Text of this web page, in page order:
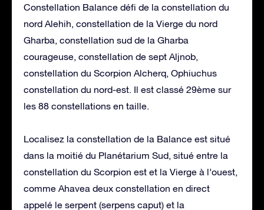
Constellation Balance défi de la constellation du
nord Alehih, constellation de la Vierge du nord
Gharba, constellation sud de la Gharba
courageuse, constellation de sept Aljnob,
constellation du Scorpion Alcherq, Ophiuchus
constellation du nord-est. Il est classé 29ème sur
les 88 constellations en taille.
Localisez la constellation de la Balance est situé
dans la moitié du Planétarium Sud, situé entre la
constellation du Scorpion est et la Vierge à l’ouest,
comme Ahavea deux constellation en direct
appelé le serpent (serpens caput) et la